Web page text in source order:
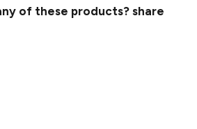
of these products? share